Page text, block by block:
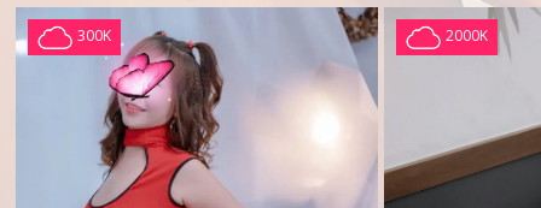
300K 2000K